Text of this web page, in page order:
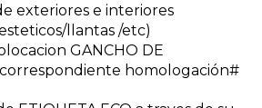
exteriores e interiores
llantas /etc)
GANCHO DE
correspondiente homologación#